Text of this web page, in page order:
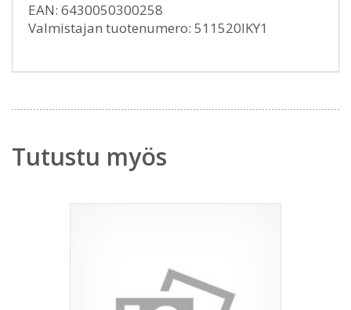
EAN: 6430050300258
Valmistajan tuotenumero: 511520IKY1
Tutustu myös